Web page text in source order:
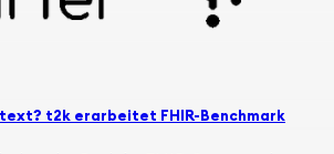
t2k erarbeitet FHIR-Benchmark